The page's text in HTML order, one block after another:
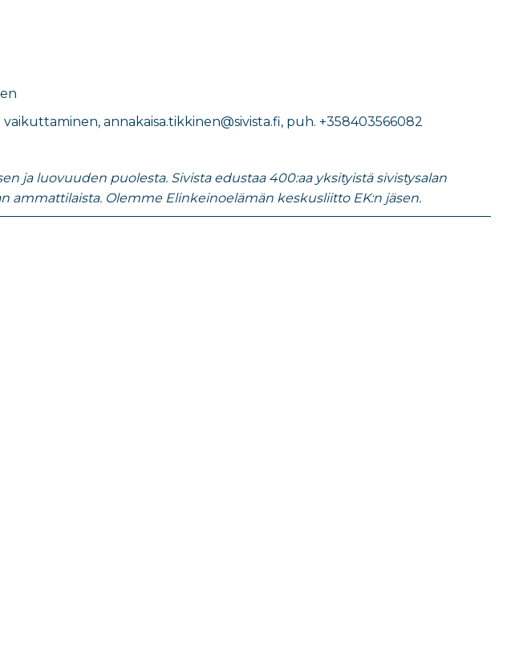
vaikuttaminen​, annakaisa.tikkinen@sivista.fi, puh. +358403566082
ja luovuuden puolesta. Sivista edustaa 400:aa yksityistä sivistysalan
ammattilaista. Olemme Elinkeinoelämän keskusliitto EK:n jäsen.